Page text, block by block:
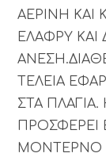
ΑΕΡΙΝΗ
ΕΛΑΦΡΥ
ΤΕΛΕΙΑ
ΣΤΑ
ΠΡΟΣΦΕΡΕΙ
ΜΟΝΤΕΡΝΟ